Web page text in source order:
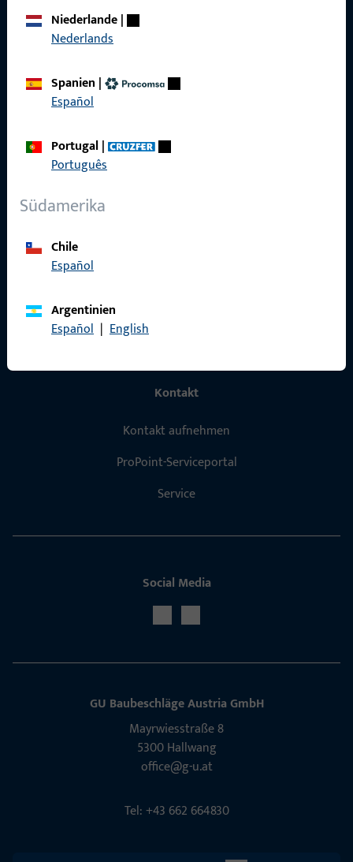
Niederlande|
Nederlands
Spanien |
Español
Portugal|
Português
Südamerika
Chile
Español
Argentinien
Español | English
Schnelleinstieg
Kontakt
Kontakt aufnehmen
ProPoint-Serviceportal
Service
Social Media
GU Baubeschläge Aus­tria GmbH
Mayrwies­straße 8
5300 Hall­wang
office@g-u.at
Tel: +43 662 664830